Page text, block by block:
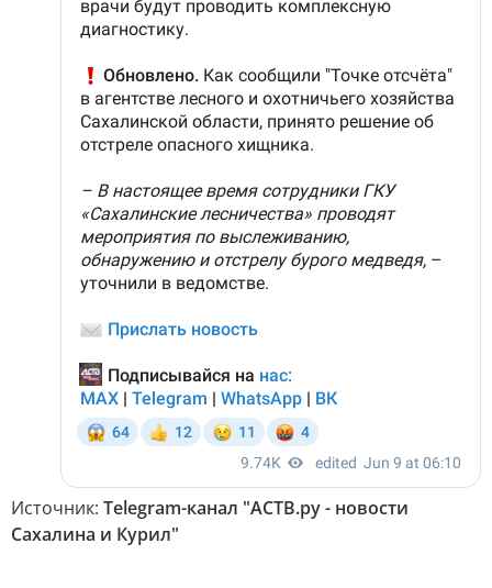
Источник: Telegram-канал "АСТВ.ру - новости
Сахалина и Курил"